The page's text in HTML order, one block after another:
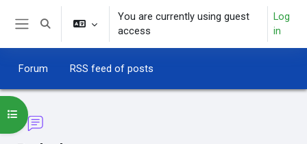
Skip to main content
Toggle search input
You are currently using guest
access
Log
in
Forum RSS feed of posts
Open course index